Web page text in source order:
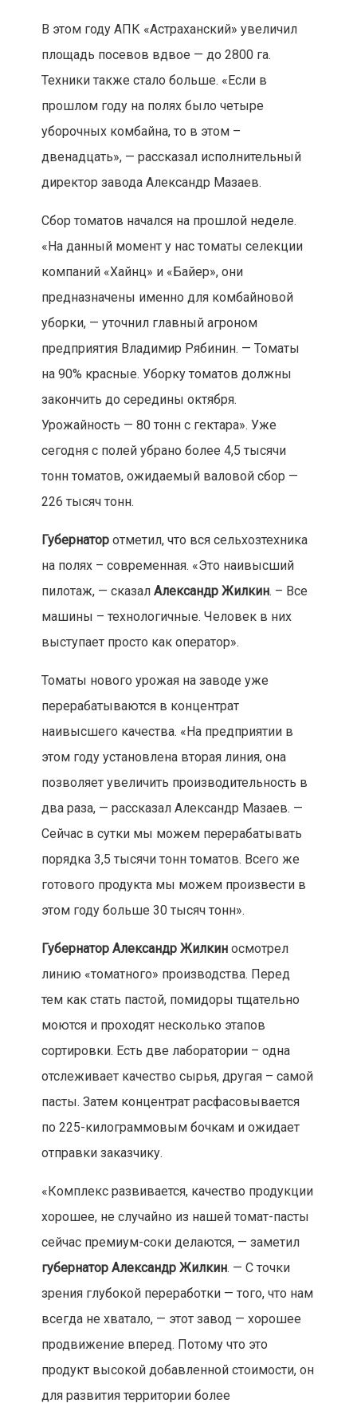
В этом году АПК «Астраханский» увеличил
площадь посевов вдвое — до 2800 га.
Техники также стало больше. «Если в
прошлом году на полях было четыре
уборочных комбайна, то в этом –
двенадцать», — рассказал исполнительный
директор завода Александр Мазаев.
Сбор томатов начался на прошлой неделе.
«На данный момент у нас томаты селекции
компаний «Хайнц» и «Байер», они
предназначены именно для комбайновой
уборки, — уточнил главный агроном
предприятия Владимир Рябинин. — Томаты
на 90% красные. Уборку томатов должны
закончить до середины октября.
Урожайность — 80 тонн с гектара». Уже
сегодня с полей убрано более 4,5 тысячи
тонн томатов, ожидаемый валовой сбор —
226 тысяч тонн.
Губернаторотметил, что вся сельхозтехника
на полях – современная. «Это наивысший
пилотаж, — сказал Александр Жилкин. – Все
машины – технологичные. Человек в них
выступает просто как оператор».
Томаты нового урожая на заводе уже
перерабатываются в концентрат
наивысшего качества. «На предприятии в
этом году установлена вторая линия, она
позволяет увеличить производительность в
два раза, — рассказал Александр Мазаев. —
Сейчас в сутки мы можем перерабатывать
порядка 3,5 тысячи тонн томатов. Всего же
готового продукта мы можем произвести в
этом году больше 30 тысяч тонн».
Губернатор Александр Жилкиносмотрел
линию «томатного» производства. Перед
тем как стать пастой, помидоры тщательно
моются и проходят несколько этапов
сортировки. Есть две лаборатории – одна
отслеживает качество сырья, другая – самой
пасты. Затем концентрат расфасовывается
по 225-килограммовым бочкам и ожидает
отправки заказчику.
«Комплекс развивается, качество продукции
хорошее, не случайно из нашей томат-пасты
сейчас премиум-соки делаются, — заметил
губернатор Александр Жилкин. — С точки
зрения глубокой переработки — того, что нам
всегда не хватало, — этот завод — хорошее
продвижение вперед. Потому что это
продукт высокой добавленной стоимости, он
для развития территории более